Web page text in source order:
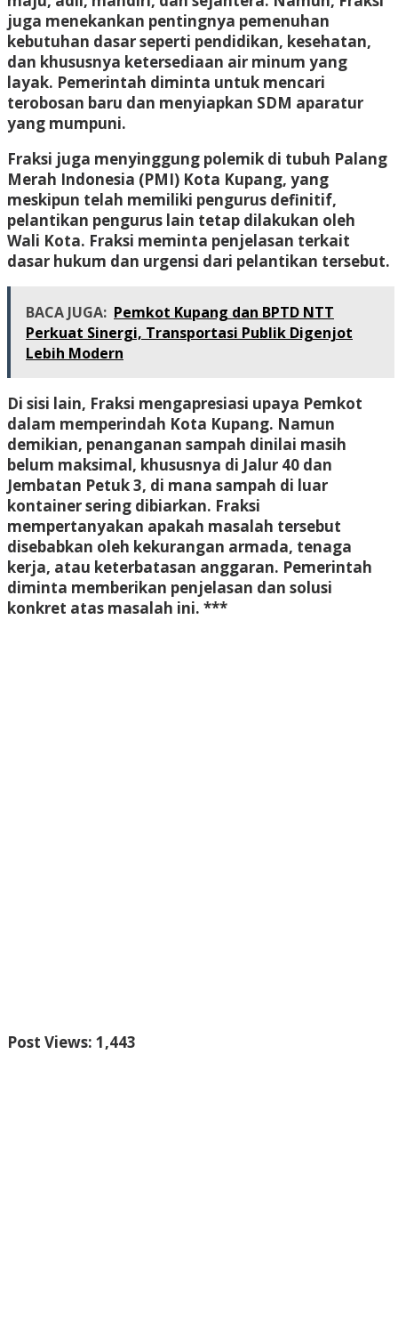
juga menekankan pentingnya pemenuhan
kebutuhan dasar seperti pendidikan, kesehatan,
dan khususnya ketersediaan air minum yang
layak. Pemerintah diminta untuk mencari
terobosan baru dan menyiapkan SDM aparatur
yang mumpuni.
Fraksi juga menyinggung polemik di tubuh Palang
Merah Indonesia (PMI) Kota Kupang, yang
meskipun telah memiliki pengurus definitif,
pelantikan pengurus lain tetap dilakukan oleh
Wali Kota. Fraksi meminta penjelasan terkait
dasar hukum dan urgensi dari pelantikan tersebut.
BACA JUGA: Pemkot Kupang dan BPTD NTT
Perkuat Sinergi, Transportasi Publik Digenjot
Lebih Modern
Di sisi lain, Fraksi mengapresiasi upaya Pemkot
dalam memperindah Kota Kupang. Namun
demikian, penanganan sampah dinilai masih
belum maksimal, khususnya di Jalur 40 dan
Jembatan Petuk 3, di mana sampah di luar
kontainer sering dibiarkan. Fraksi
mempertanyakan apakah masalah tersebut
disebabkan oleh kekurangan armada, tenaga
kerja, atau keterbatasan anggaran. Pemerintah
diminta memberikan penjelasan dan solusi
konkret atas masalah ini. ***
Post Views: 1,443